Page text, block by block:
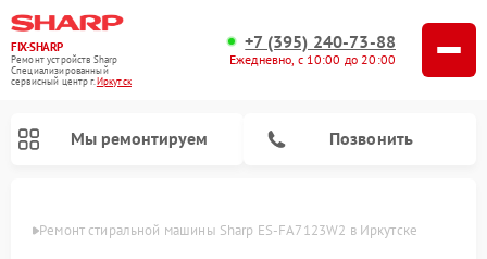
FIX-SHARP
Ремонт устройств Sharp
Специализированный
cервисный центр г.Иркутск
+7 (395) 240-73-88
Ежедневно, с 10:00 до 20:00
Мы ремонтируем Позвонить
Ремонт стиральной машины Sharp ES-FA7123W2 в Иркутске